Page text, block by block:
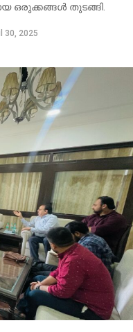
ഒരുക്കങ്ങള്‍ തുടങ്ങി.
30, 2025